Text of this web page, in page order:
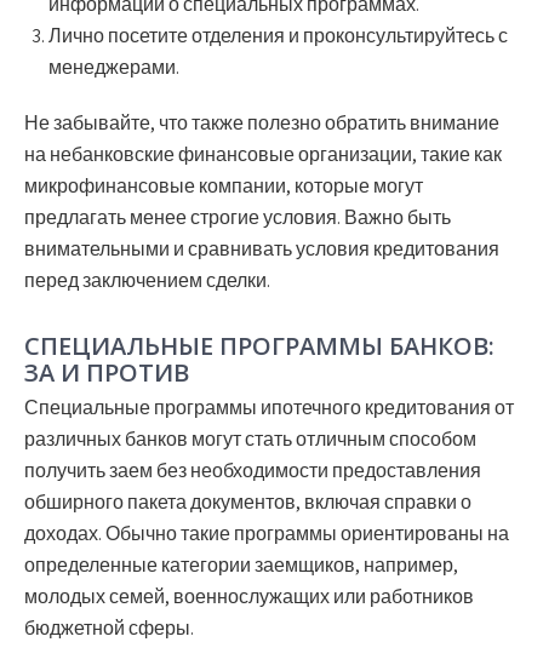
Лично посетите отделения и проконсультируйтесь с
менеджерами.
Не забывайте, что также полезно обратить внимание
нанебанковские финансовые организации, такие как
микрофинансовые компании, которые могут
предлагать менее строгие условия. Важно быть
внимательными и сравнивать условия кредитования
перед заключением сделки.
СПЕЦИАЛЬНЫЕ ПРОГРАММЫ БАНКОВ:
ЗА И ПРОТИВ
Специальные программы ипотечного кредитования от
различных банков могут стать отличным способом
получить заем без необходимости предоставления
обширного пакета документов, включая справки о
доходах. Обычно такие программы ориентированы на
определенные категории заемщиков, например,
молодых семей, военнослужащих или работников
бюджетной сферы.